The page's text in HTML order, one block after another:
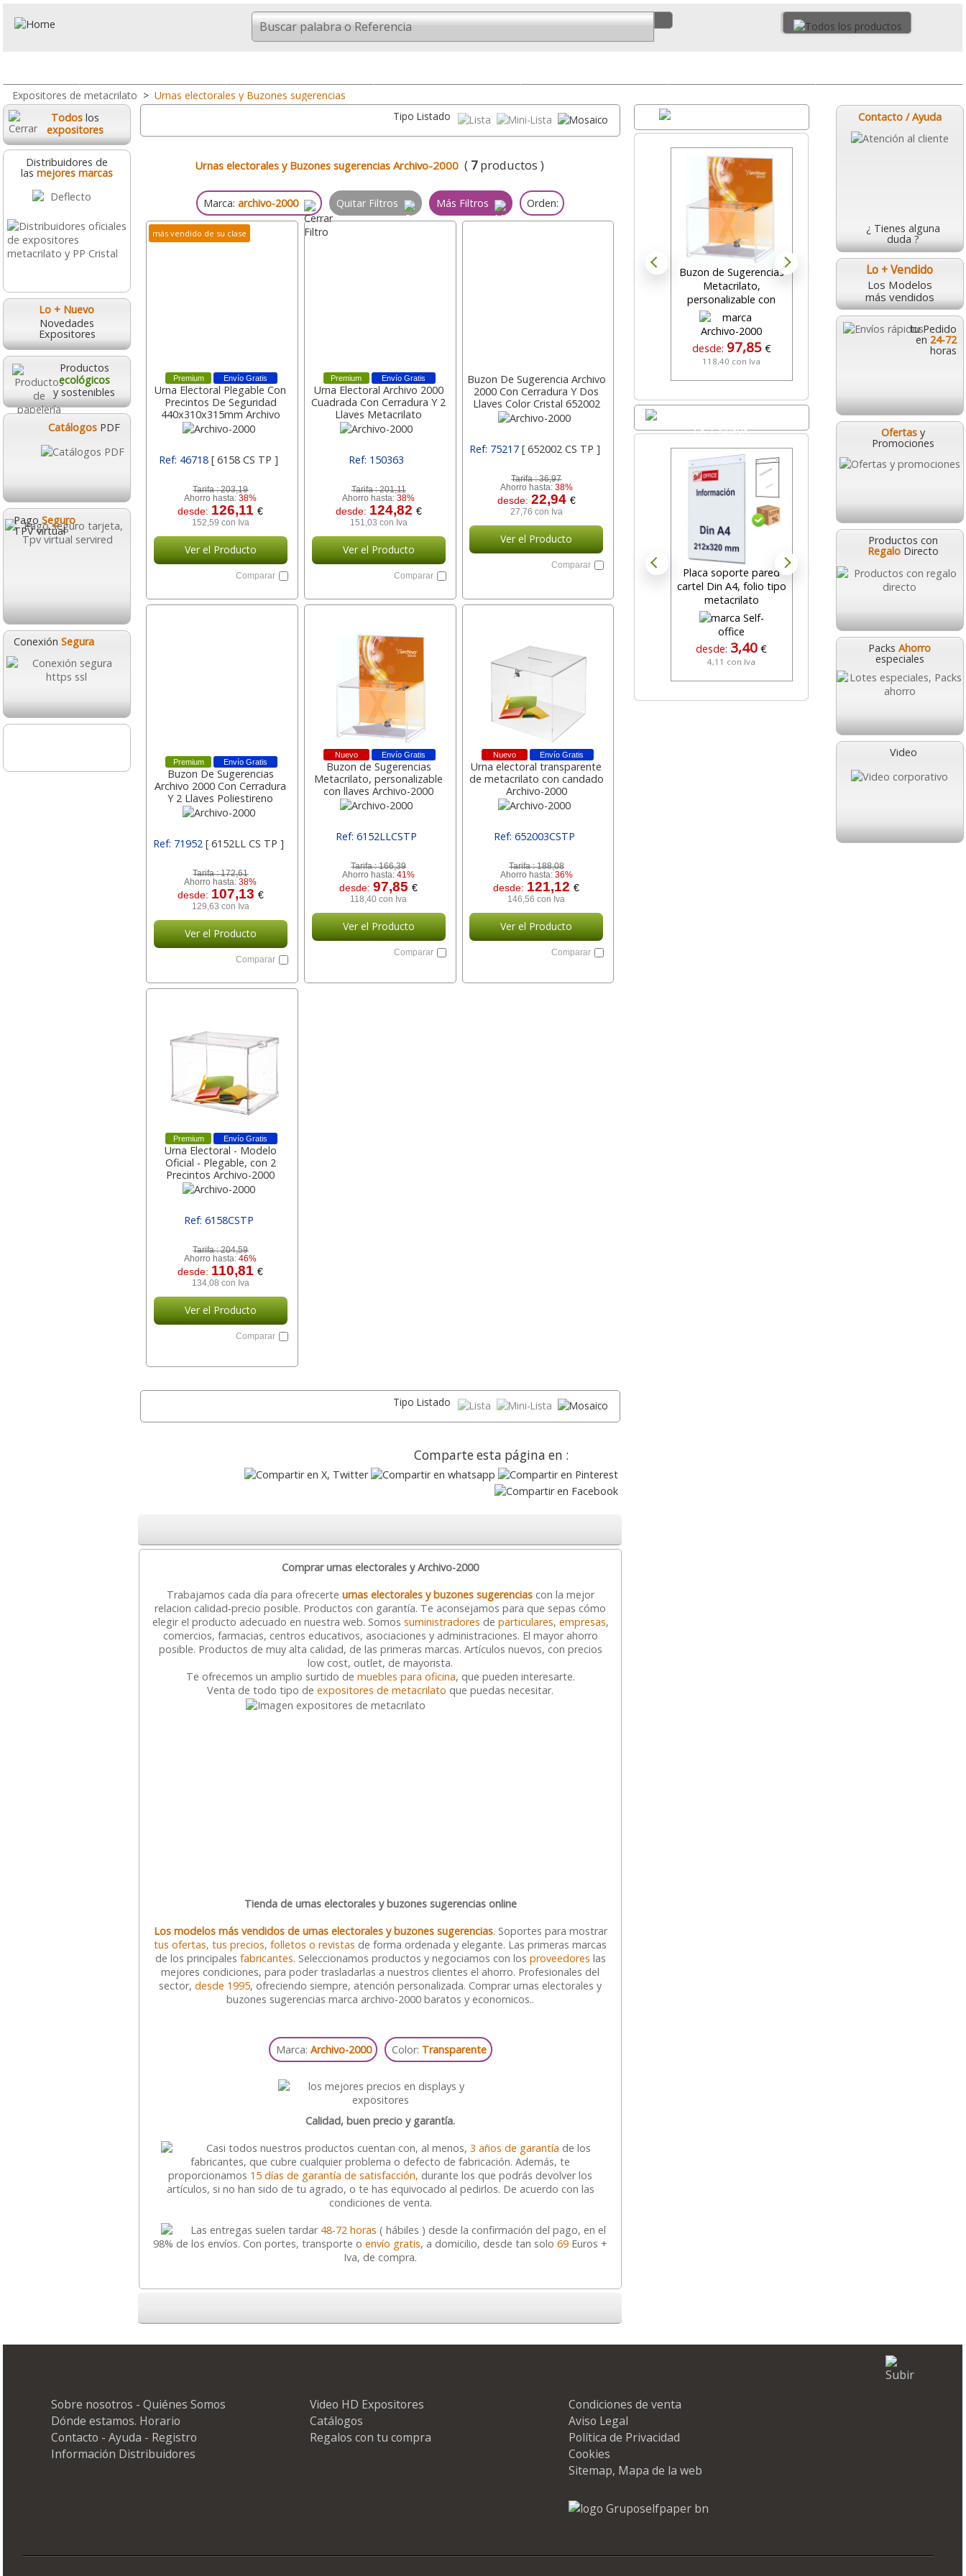
Expositores de metacrilato > Urnas electorales y Buzones sugerencias
Todos los
expositores
Distribuidores de
las mejores marcas
Lo + Nuevo
Novedades
Expositores
Productos
ecológicos
y sostenibles
Catálogos PDF
Pago Seguro
TPV virtual
Conexión Segura
Contacto / Ayuda
¿ Tienes alguna
duda ?
Lo + Vendido
Los Modelos
más vendidos
tu Pedido
en 24-72
horas
Ofertas y
Promociones
Productos con
Regalo Directo
Packs Ahorro
especiales
Video
Tipo Listado
Urnas electorales y Buzones sugerencias Archivo-2000 ( 7productos )
Marca:archivo-2000 Quitar Filtros Más Filtros Orden:
más vendido de su clase
Urna Electoral Plegable Con
Precintos De Seguridad
440x310x315mm Archivo
2000 6158 Cs Tp , Archivo-
2000
Ahorro hasta:38%
desde: 126,11
152,59 con Iva
Ver el Producto
Comparar
Urna Electoral Archivo 2000
Cuadrada Con Cerradura Y 2
Llaves Metacrilato
300x300x300 652003 Cs
Archivo-2000
[ 652003 CS TP ]
Ahorro hasta: 38%
desde: 124,82
151,03 con Iva
Ver el Producto
Comparar
Buzon De Sugerencia Archivo
2000 Con Cerradura Y Dos
Llaves Color Cristal 652002
Cs Archivo-2000
Ref: 75217 [ 652002 CS TP ]
Tarifa :36,97
Ahorro hasta: 38%
desde: 22,94 €
27,76 con Iva
Ver el Producto
Comparar
Buzon De Sugerencias
Archivo 2000 Con Cerradura
Y 2 Llaves Poliestireno
Transparente 6152ll Cs
Archivo-2000
Ahorro hasta:38%
desde: 107,13
129,63 con Iva
Ver el Producto
Comparar
Envío Gratis
Nuevo
Buzon de Sugerencias
Metacrilato, personalizable
con llaves Archivo-2000
Ref: 6152LLCSTP
Tarifa :166,39
Ahorro hasta:41%
desde:97,85€
118,40 con Iva
Ver el Producto
Comparar
Envío Gratis
Nuevo
Urna electoral transparente
de metacrilato con candado
Archivo-2000
Ref: 652003CSTP
Tarifa :188,08
Ahorro hasta: 36%
desde: 121,12€
146,56 con Iva
Ver el Producto
Comparar
Envío Gratis
Premium
Urna Electoral - Modelo
Oficial - Plegable, con 2
Precintos Archivo-2000
Ref: 6158CSTP
Tarifa :204,59
Ahorro hasta:46%
desde: 110,81€
134,08 con Iva
Ver el Producto
Comparar
Tipo Listado
Comparte esta página en :
Comprar urnas electorales y Archivo-2000
Trabajamos cada día para ofrecerte urnas electorales y buzones sugerenciascon la mejor
relacion calidad-precio posible. Productos con garantía. Te aconsejamos para que sepas cómo
elegir el producto adecuado en nuestra web. Somos suministradores de particulares, empresas,
comercios, farmacias, centros educativos, asociaciones y administraciones. El mayor ahorro
posible. Productos de muy alta calidad, de las primeras marcas. Artículos nuevos, con precios
low cost, outlet, de mayorista.
Te ofrecemos un amplio surtido de muebles para oficina, que pueden interesarte.
Venta de todo tipo deexpositores de metacrilato que puedas necesitar.
Tienda de urnas electorales y buzones sugerencias online
Los modelos más vendidos de urnas electorales y buzones sugerencias. Soportes para mostrar
tus ofertas, tus precios, folletos o revistas de forma ordenada y elegante. Las primeras marcas
de los principales fabricantes. Seleccionamos productos y negociamos con los proveedores las
mejores condiciones, para poder trasladarlas a nuestros clientes el ahorro. Profesionales del
sector,desde 1995, ofreciendo siempre, atención personalizada. Comprar urnas electorales y
buzones sugerencias marca archivo-2000 baratos y economicos..
Marca: Archivo-2000 Color: Transparente
Calidad, buen precio y garantía.
Casi todos nuestros productos cuentan con, al menos, 3 años de garantía de los
fabricantes, que cubre cualquier problema o defecto de fabricación. Además, te
proporcionamos 15 días de garantía de satisfacción, durante los que podrás devolver los
artículos, si no han sido de tu agrado, o te has equivocado al pedirlos. De acuerdo con las
condiciones de venta.
Las entregas suelen tardar 48-72 horas ( hábiles ) desde la confirmación del pago, en el
98% de los envíos. Con portes, transporte oenvío gratis, a domicilio, desde tan solo69 Euros +
Iva, de compra.
Buzon de Sugerencias
Metacrilato,
personalizable con
llaves
desde: 97,85 €
118,40 con Iva
Soporte portaprecios
metacrilato 60x90 en L
transparente
Lo + Nuevo
Placa soporte pared
cartel Din A4, folio tipo
metacrilato
desde: 3,40 €
4,11 con Iva
Expositor multiuso
suelo 5 revisteros con
266,21 €
322,11 con Iva
Sobre nosotros - Quiénes Somos
Dónde estamos. Horario
Contacto - Ayuda - Registro
Información Distribuidores
Video HD Expositores
Catálogos
Regalos con tu compra
Condiciones de venta
Aviso Legal
Política de Privacidad
Cookies
Sitemap, Mapa de la web